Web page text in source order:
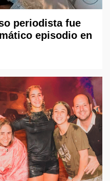
periodista fue
episodio en